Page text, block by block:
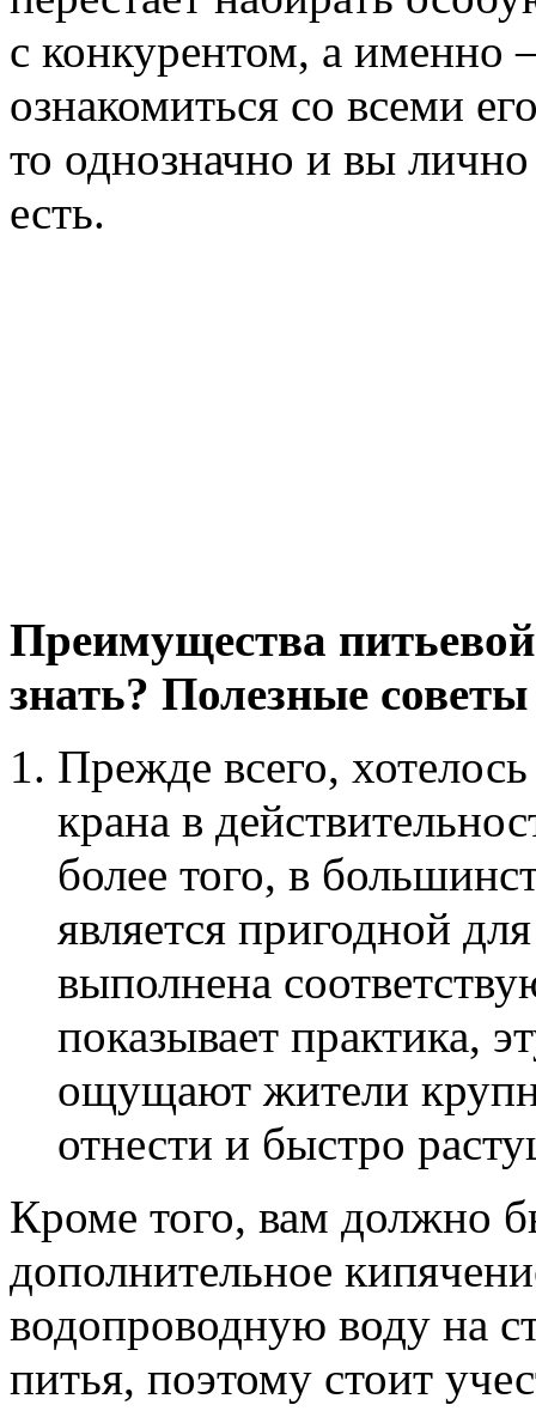
с конкурентом, а именно
ознакомиться со всеми
то однозначно и вы
есть.
Преимущества
знать? Полезные советы
Прежде всего,
крана в
более того, в
является пригодной
выполнена
показывает практика,
ощущают жители
отнести и быстро
Кроме того, вам должно
дополнительное
водопроводную воду на
питья, поэтому стоит